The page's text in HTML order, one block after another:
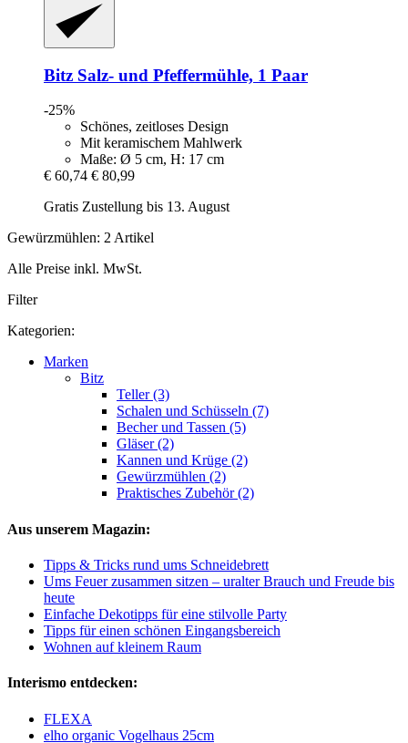
Bitz Salz-​ und Pfeffermühle, 1 Paar
-25%
Schönes, zeitloses Design
Mit keramischem Mahlwerk
Maße: Ø 5 cm, H: 17 cm
€ 60,74 € 80,99
Gratis Zustellung bis 13. August
Gewürzmühlen: 2 Artikel
Alle Preise inkl. MwSt.
Filter
Kategorien:
Marken
Bitz
Teller (3)
Schalen und Schüsseln (7)
Becher und Tassen (5)
Gläser (2)
Kannen und Krüge (2)
Gewürzmühlen (2)
Praktisches Zubehör (2)
Aus unserem Magazin:
Tipps & Tricks rund ums Schneidebrett
Ums Feuer zusammen sitzen – uralter Brauch und Freude bis
heute
Einfache Dekotipps für eine stilvolle Party
Tipps für einen schönen Eingangsbereich
Wohnen auf kleinem Raum
Interismo entdecken:
FLEXA
elho organic Vogelhaus 25cm